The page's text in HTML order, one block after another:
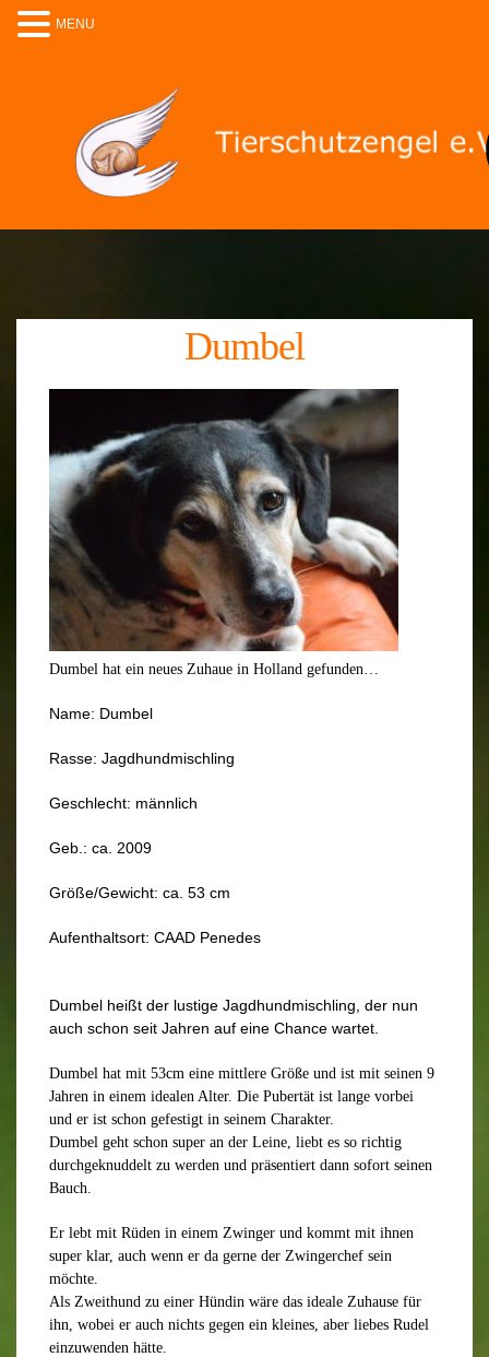
Dumbel
Dumbel hat ein neues Zuhaue in Holland gefunden…
Name: Dumbel
Rasse: Jagdhundmischling
Geschlecht: männlich
Geb.: ca. 2009
Größe/Gewicht: ca. 53 cm
Aufenthaltsort: CAAD Penedes
Dumbel heißt der lustige Jagdhundmischling, der nun
auch schon seit Jahren auf eine Chance wartet.
Dumbel hat mit 53cm eine mittlere Größe und ist mit seinen 9
Jahren in einem idealen Alter. Die Pubertät ist lange vorbei
und er ist schon gefestigt in seinem Charakter.
Dumbel geht schon super an der Leine, liebt es so richtig
durchgeknuddelt zu werden und präsentiert dann sofort seinen
Bauch.
Er lebt mit Rüden in einem Zwinger und kommt mit ihnen
super klar, auch wenn er da gerne der Zwingerchef sein
möchte.
Als Zweithund zu einer Hündin wäre das ideale Zuhause für
ihn, wobei er auch nichts gegen ein kleines, aber liebes Rudel
einzuwenden hätte.
MENU